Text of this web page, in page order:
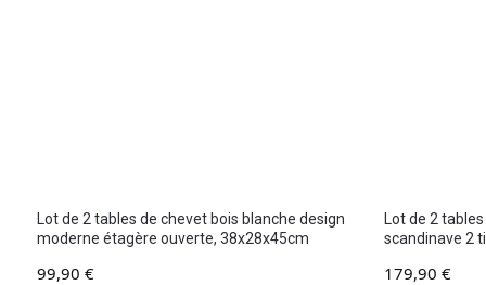
Lot de 2 tables de chevet bois blanche design
moderne étagère ouverte, 38x28x45cm
99,90 €
Lot de 2
scandinave 2
179,90 €